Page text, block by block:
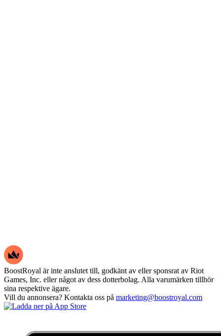
BoostRoyal är inte anslutet till, godkänt av eller sponsrat av Riot
Games, Inc. eller något av dess dotterbolag. Alla varumärken tillhör
sina respektive ägare.
Vill du annonsera? Kontakta oss på marketing@boostroyal.com